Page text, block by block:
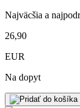
Najväcšia a
26,90
EUR
Na dopyt